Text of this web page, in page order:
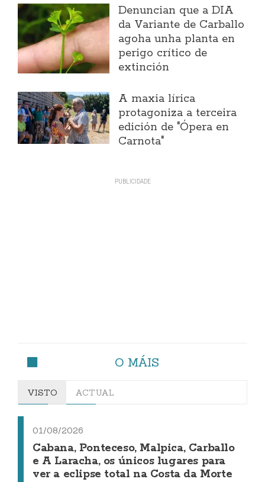
Denuncian que a DIA
da Variante de Carballo
agoha unha planta en
perigo crítico de
extinción
A maxia lírica
protagoniza a terceira
edición de "Ópera en
Carnota"
O MÁIS
VISTO ACTUAL
01/08/2026
Cabana, Ponteceso, Malpica, Carballo
e A Laracha, os únicos lugares para
ver a eclipse total na Costa da Morte